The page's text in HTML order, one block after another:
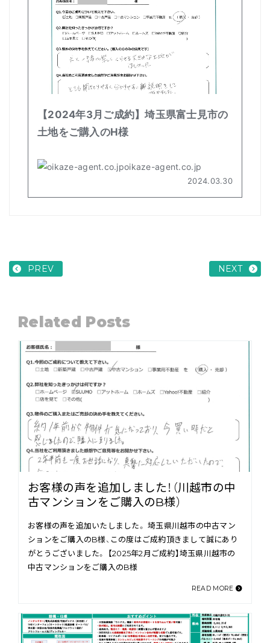
PREV NEXT
Related Posts
お客様の声を追加しました！（川越市の中
古マンションをご購入のB様）
お客様の声を追加いたしました。 埼玉県川越市の中古マン
ションをご購入のB様、この度はご成約頂きまして誠にあり
がとうございました。 【2025年2月ご成約】埼玉県川越市の
中古マンションをご購入のB様
READ MORE